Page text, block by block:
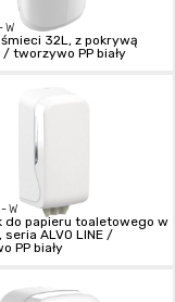
32L, z pokrywą
tworzywo PP biały
W
do papieru toaletowego w
ALVO LINE /
PP biały